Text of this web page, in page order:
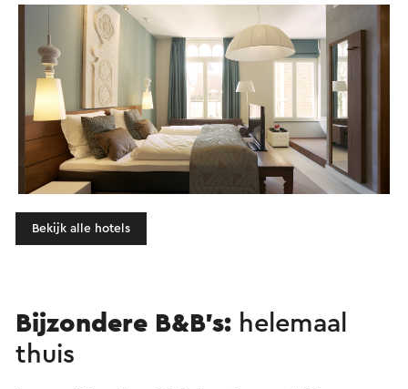
Bekijk alle hotels
Bijzondere B&B’s: helemaal
thuis